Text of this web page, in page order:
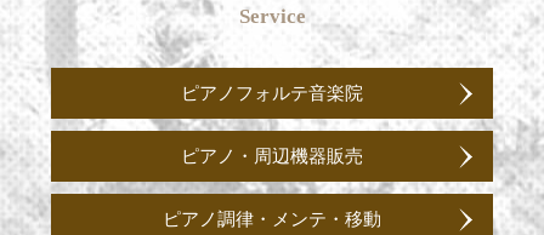
Service
ピアノフォルテ音楽院
ピアノ・周辺機器販売
ピアノ調律・メンテ・移動